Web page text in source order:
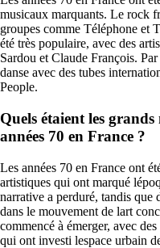
musicaux marquants. Le rock
groupes comme Téléphone et
été très populaire, avec des
Sardou et Claude François.
danse avec des tubes
People.
Quels étaient les
années 70 en France ?
Les années 70 en France ont
artistiques qui ont marqué
narrative a perduré, tandis que
dans le mouvement de lart
commencé à émerger, avec
qui ont investi lespace urbain